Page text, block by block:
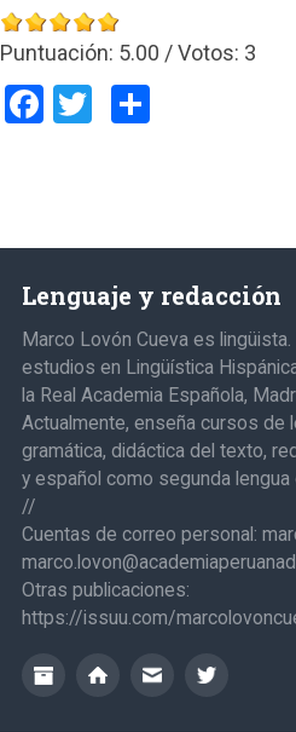
Puntuación: 5.00 / Votos: 3
Facebook
TwitterCompartir
Lenguaje y redacción
Marco Lovón Cueva es
estudios en Lingüística
la Real Academia Española,
Actualmente, enseña cursos de
gramática, didáctica del texto,
y español como segunda lengua
//
Cuentas de correo personal:
Otras publicaciones:
https://issuu.com/